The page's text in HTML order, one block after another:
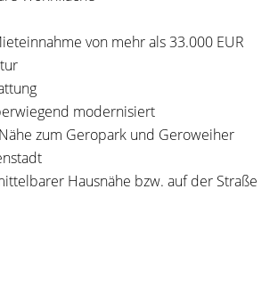
von mehr als 33.000 EUR
modernisiert
zum Geropark und Geroweiher
Hausnähe bzw. auf der Straße